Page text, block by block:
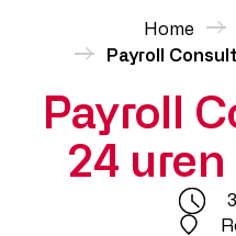
Werving &
Start een
Home
Payroll
Payroll
24